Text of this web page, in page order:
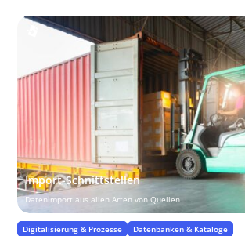
Import-Schnittstellen
Datenimport aus allen Arten von Quellen
Digitalisierung & Prozesse
Datenbanken & Kataloge